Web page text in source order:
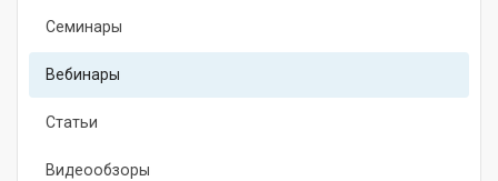
Семинары
Вебинары
Статьи
Видеообзоры